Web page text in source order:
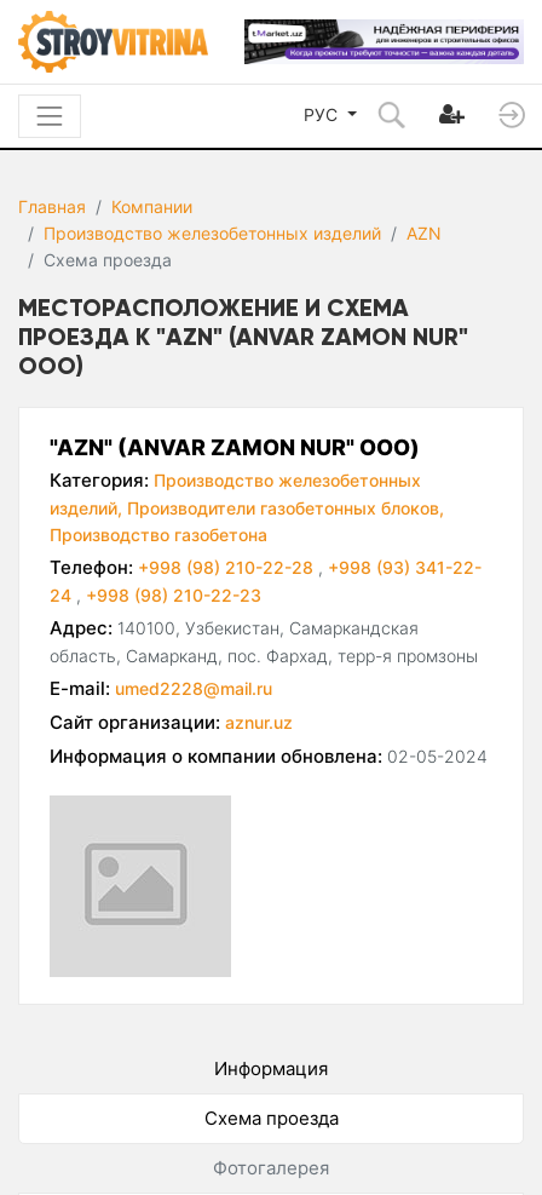
РУС
Главная
Компании
Производство железобетонных изделий
AZN
Схема проезда
МЕСТОРАСПОЛОЖЕНИЕ И СХЕМА
ПРОЕЗДА К "AZN" (ANVAR ZAMON NUR"
ООО)
"AZN" (ANVAR ZAMON NUR" ООО)
Категория: Производство железобетонных
изделий, Производители газобетонных блоков,
Производство газобетона
Телефон: +998 (98) 210-22-28 , +998 (93) 341-22-
24 , +998 (98) 210-22-23
Адрес: 140100, Узбекистан, Самаркандская
область, Самарканд, пос. Фархад, терр-я промзоны
E-mail: umed2228@mail.ru
Сайт организации: aznur.uz
Информация о компании обновлена: 02-05-2024
Информация
Схема проезда
Фотогалерея